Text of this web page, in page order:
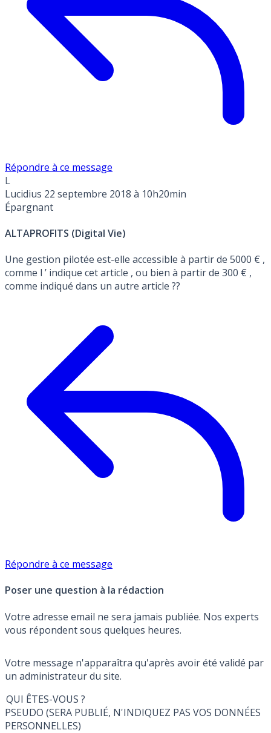
Répondre à ce message
L
Lucidius 22 septembre 2018 à 10h20min
Épargnant
ALTAPROFITS (Digital Vie)
Une gestion pilotée est-elle accessible à partir de 5000 € ,
comme l ’ indique cet article , ou bien à partir de 300 € ,
comme indiqué dans un autre article ??
Répondre à ce message
Poser une question à la rédaction
Votre adresse email ne sera jamais publiée. Nos experts
vous répondent sous quelques heures.
Votre message n'apparaîtra qu'après avoir été validé par
un administrateur du site.
QUI ÊTES-VOUS ?
PSEUDO (SERA PUBLIÉ, N'INDIQUEZ PAS VOS DONNÉES
PERSONNELLES)